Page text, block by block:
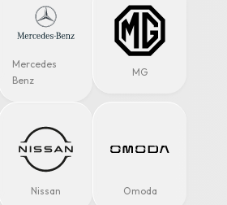
Mercedes
Benz
MG
Nissan Omoda